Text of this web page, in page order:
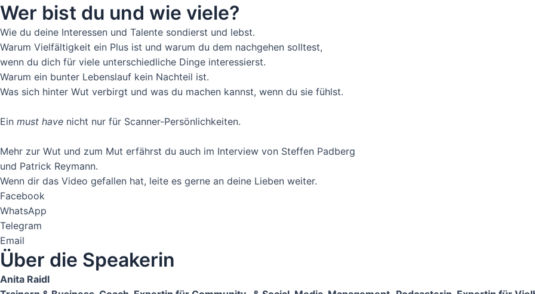
Mehr erfahren
Video laden
Wer bist du und wie viele?
Wie du deine Interessen und Talente sondierst und lebst.
Warum Vielfältigkeit ein Plus ist und warum du dem nachgehen solltest,
wenn du dich für viele unterschiedliche Dinge interessierst.
Warum ein bunter Lebenslauf kein Nachteil ist.
Was sich hinter Wut verbirgt und was du machen kannst, wenn du sie fühlst.
Ein must have nicht nur für Scanner-Persönlichkeiten.
Mehr zur Wut und zum Mut erfährst du auch im Interview von Steffen Padberg
und Patrick Reymann.
Wenn dir das Video gefallen hat, leite es gerne an deine Lieben weiter.
Facebook
WhatsApp
Telegram
Email
Über die Speakerin
Anita Raidl